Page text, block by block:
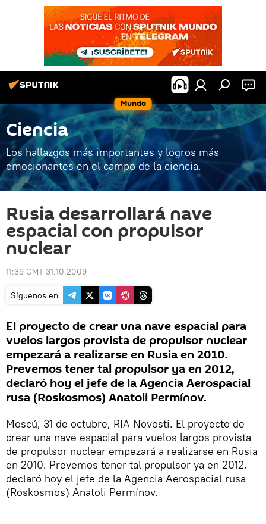
Mundo
Ciencia
Los hallazgos más importantes y logros más
emocionantes en el campo de la ciencia.
Rusia desarrollará nave
espacial con propulsor
nuclear
11:39 GMT 31.10.2009
Síguenos en
El proyecto de crear una nave espacial para
vuelos largos provista de propulsor nuclear
empezará a realizarse en Rusia en 2010.
Prevemos tener tal propulsor ya en 2012,
declaró hoy el jefe de la Agencia Aerospacial
rusa (Roskosmos) Anatoli Permínov.
Moscú, 31 de octubre, RIA Novosti. El proyecto de
crear una nave espacial para vuelos largos provista
de propulsor nuclear empezará a realizarse en Rusia
en 2010. Prevemos tener tal propulsor ya en 2012,
declaró hoy el jefe de la Agencia Aerospacial rusa
(Roskosmos) Anatoli Permínov.